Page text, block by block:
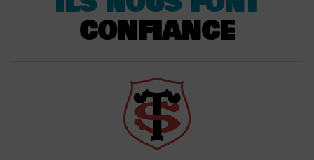
CONFIANCE